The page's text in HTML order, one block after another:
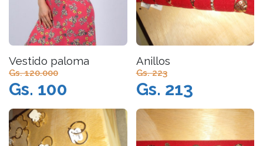
Vestido paloma
Gs. 120.000
Gs. 100
Anillos
Gs. 223
Gs. 213